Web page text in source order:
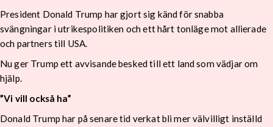
President Donald Trump har gjort sig känd för snabba
svängningar i utrikespolitiken och ett hårt tonläge mot allierade
och partners till USA.
Nu ger Trump ett avvisande besked till ett land som vädjar om
hjälp.
”Vi vill också ha”
Donald Trump har på senare tid verkat bli mer välvilligt inställd